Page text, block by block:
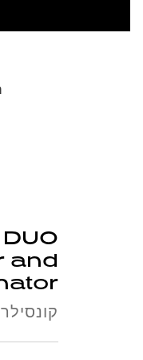
and